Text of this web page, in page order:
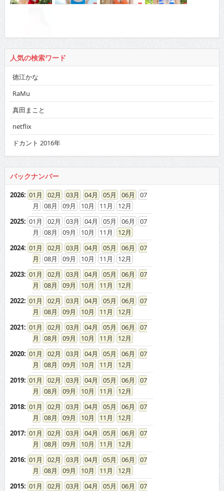
人気の検索ワード
徳江かな
RaMu
真田まこと
netflix
ドカント 2016年
バックナンバー
2026: 01 02 03 04 05 06
07
08
09 10 11
12
2025: 01 02 03 04 05 06
07
08
09 10 11
12
2024: 01 02 03 04 05 06
07
08
09 10 11
12
2023: 01 02 03 04 05 06
07
08
09 10 11
12
2022: 01 02 03 04 05 06
07
08
09 10 11
12
2021: 01 02 03 04 05 06
07
08
09 10 11
12
2020: 01 02 03 04 05 06
07
08
09 10 11
12
2019: 01 02 03 04 05 06
07
08
09 10 11
12
2018: 01 02 03 04 05 06
07
08
09 10 11
12
2017: 01 02 03 04 05 06
07
08
09 10 11
12
2016: 01 02 03 04 05 06
07
08
09 10 11
12
2015: 01 02 03 04 05 06
07